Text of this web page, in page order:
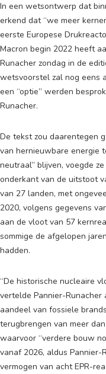
In een wetsontwerp dat
erkend dat “we meer
eerste Europese
Macron begin 2022 heeft
Runacher zondag in de
wetsvoorstel zal nog eens
een “optie” werden
Runacher.
De tekst zou daarentegen
van hernieuwbare energie
neutraal” blijven, voegde
onderkant van de uitstoot
van 27 landen, met
2020, volgens gegevens
aan de vloot van 57
sommige de afgelopen
hadden.
“De historische nucleaire
vertelde Pannier-Runacher
aandeel van fossiele
terugbrengen van meer
waarvoor “verdere bouw
vanaf 2026, aldus Pannier-
vermogen van acht EPR-